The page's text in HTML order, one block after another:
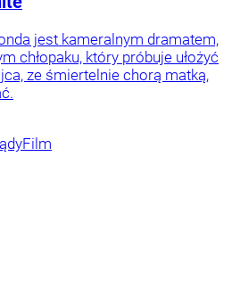
jest kameralnym dramatem,
chłopaku, który próbuje ułożyć
ze śmiertelnie chorą matką,
Film